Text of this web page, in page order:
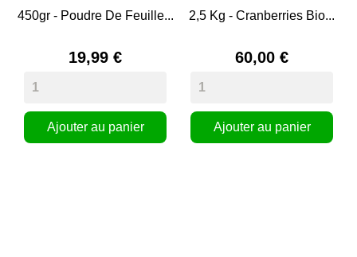
450gr - Poudre De Feuille...
19,99 €
Ajouter au panier
2,5 Kg - Cranberries Bio...
60,00 €
Ajouter au panier